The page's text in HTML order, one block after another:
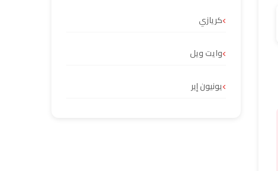
كريازي
وايت ويل
يونيون إير